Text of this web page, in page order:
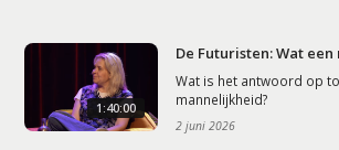
1:40:00
De Futuristen: Wat
Wat is het antwoord op
mannelijkheid?
2 juni 2026